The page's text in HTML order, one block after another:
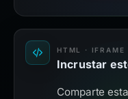
HTML · IFRAME
Incrustar
Comparte